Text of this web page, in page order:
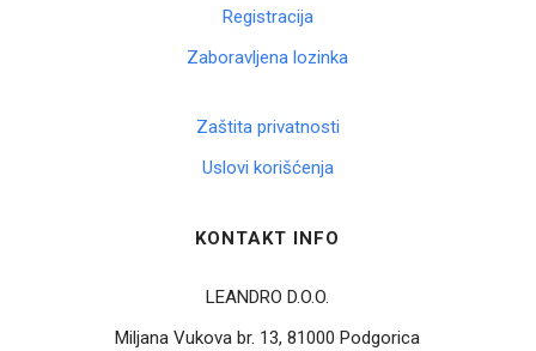
Registracija
Zaboravljena lozinka
Zaštita privatnosti
Uslovi korišćenja
KONTAKT INFO
LEANDRO D.O.O.
Miljana Vukova br. 13, 81000 Podgorica